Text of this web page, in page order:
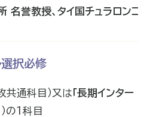
名誉教授、タイ国チュラロン
択必修
共通科目）又は 「長期インター
の1科目